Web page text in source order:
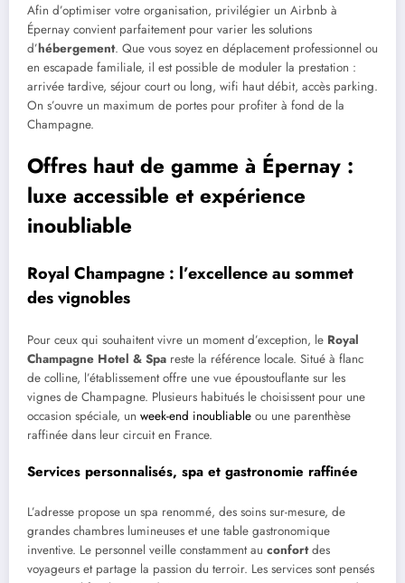
Afin d’optimiser votre organisation, privilégier un Airbnb à
Épernay convient parfaitement pour varier les solutions
d’hébergement. Que vous soyez en déplacement professionnel ou
en escapade familiale, il est possible de moduler la prestation :
arrivée tardive, séjour court ou long, wifi haut débit, accès parking.
On s’ouvre un maximum de portes pour profiter à fond de la
Champagne.
Offres haut de gamme à Épernay :
luxe accessible et expérience
inoubliable
Royal Champagne : l’excellence au sommet
des vignobles
Pour ceux qui souhaitent vivre un moment d’exception, le Royal
Champagne Hotel & Spa reste la référence locale. Situé à flanc
de colline, l’établissement offre une vue époustouflante sur les
vignes de Champagne. Plusieurs habitués le choisissent pour une
occasion spéciale, un week-end inoubliable ou une parenthèse
raffinée dans leur circuit en France.
Services personnalisés, spa et gastronomie raffinée
L’adresse propose un spa renommé, des soins sur-mesure, de
grandes chambres lumineuses et une table gastronomique
inventive. Le personnel veille constamment au confortdes
voyageurs et partage la passion du terroir. Les services sont pensés